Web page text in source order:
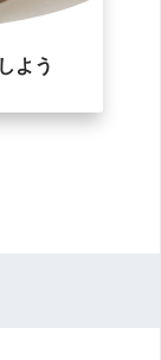
よう